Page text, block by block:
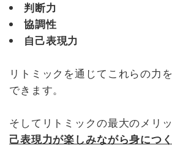
判断力
協調性
自己表現力
リトミックを通じてこれらの力
できます。
そしてリトミックの最大のメリ
己表現力が楽しみながら身につく